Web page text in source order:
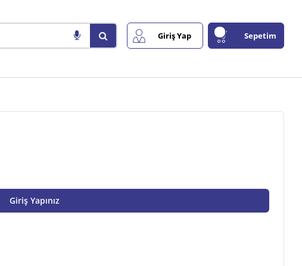
Giriş Yap Sepetim
Giriş Yapınız